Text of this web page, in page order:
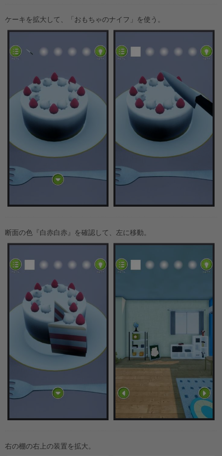
ケーキを拡大して、「おもちゃのナイフ」を使う。
断面の色『白赤白赤』を確認して、左に移動。
右の棚の右上の装置を拡大。